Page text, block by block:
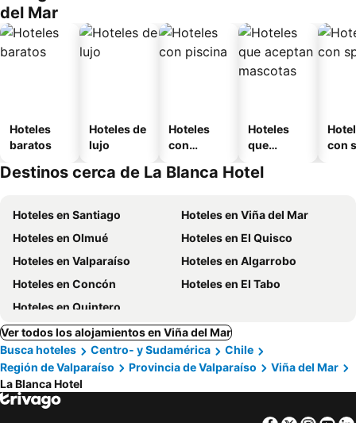
del Mar
Hoteles
baratos
Hoteles de
lujo
Hoteles
con
Hoteles
que
mascotas
con
Destinos cerca de La Blanca Hotel
Hoteles en Santiago
Hoteles en Viña del Mar
Hoteles en Olmué
Hoteles en El Quisco
Hoteles en Valparaíso
Hoteles en Algarrobo
Hoteles en Concón
Hoteles en El Tabo
Hoteles en Quintero
Ver todos los alojamientos en Viña del Mar
Busca hoteles
Centro- y Sudamérica
Chile
Región de Valparaíso
Provincia de Valparaíso
Viña del Mar
La Blanca Hotel